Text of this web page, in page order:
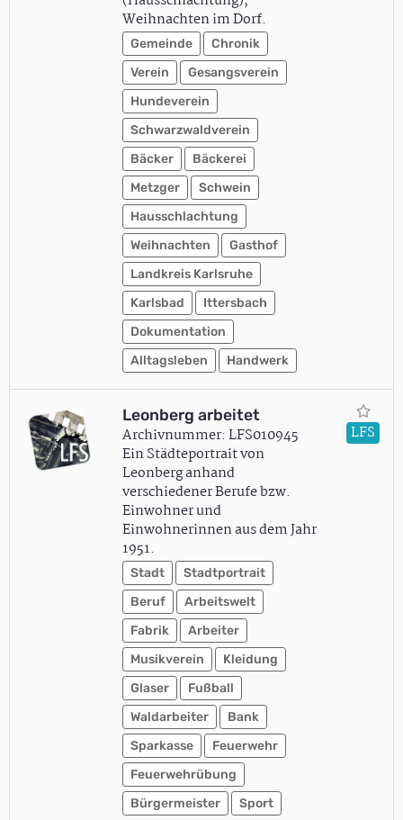
Weihnachten im Dorf.
Gemeinde
Chronik
Verein
Gesangsverein
Hundeverein
Schwarzwaldverein
Bäcker
Bäckerei
Metzger
Schwein
Hausschlachtung
Weihnachten
Gasthof
Landkreis Karlsruhe
Karlsbad
Ittersbach
Dokumentation
Alltagsleben
Handwerk
Leonberg arbeitet
Archivnummer: LFS010945
Ein Städteportrait von
Leonberg anhand
verschiedener Berufe bzw.
Einwohner und
Einwohnerinnen aus dem Jahr
1951.
Stadt
Stadtportrait
Beruf
Arbeitswelt
Fabrik
Arbeiter
Musikverein
Kleidung
Glaser
Fußball
Waldarbeiter
Bank
Sparkasse
Feuerwehr
Feuerwehrübung
Bürgermeister
Sport
LFS